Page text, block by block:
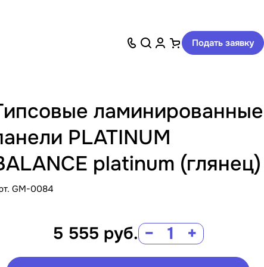
Подать заявку
ламинированные
PLATINUM
platinum (глянец)
GM-0084
5 555 руб. − +